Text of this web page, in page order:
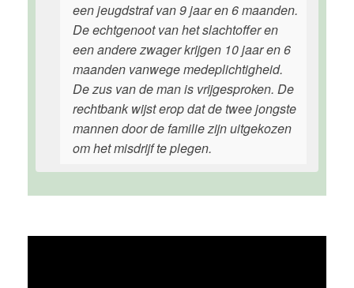
een jeugdstraf van 9 jaar en 6 maanden.
De echtgenoot van het slachtoffer en
een andere zwager krijgen 10 jaar en 6
maanden vanwege medeplichtigheid.
De zus van de man is vrijgesproken. De
rechtbank wijst erop dat de twee jongste
mannen door de familie zijn uitgekozen
om het misdrijf te plegen.